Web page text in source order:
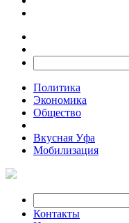
Политика
Экономика
Общество
Вкусная Уфа
Мобилизация
Контакты